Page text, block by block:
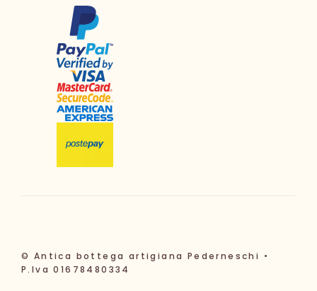
© Antica bottega artigiana Pederneschi •
P.Iva 01678480334